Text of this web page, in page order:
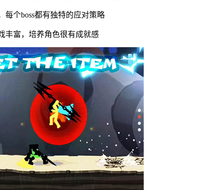
每个boss都有独特的应对策略
丰富，培养角色很有成就感